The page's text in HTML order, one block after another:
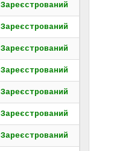
Зареєстрований
Зареєстрований
Зареєстрований
Зареєстрований
Зареєстрований
Зареєстрований
Зареєстрований